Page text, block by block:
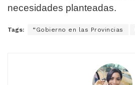
necesidades planteadas.
Tags: “Gobierno en las Provincias